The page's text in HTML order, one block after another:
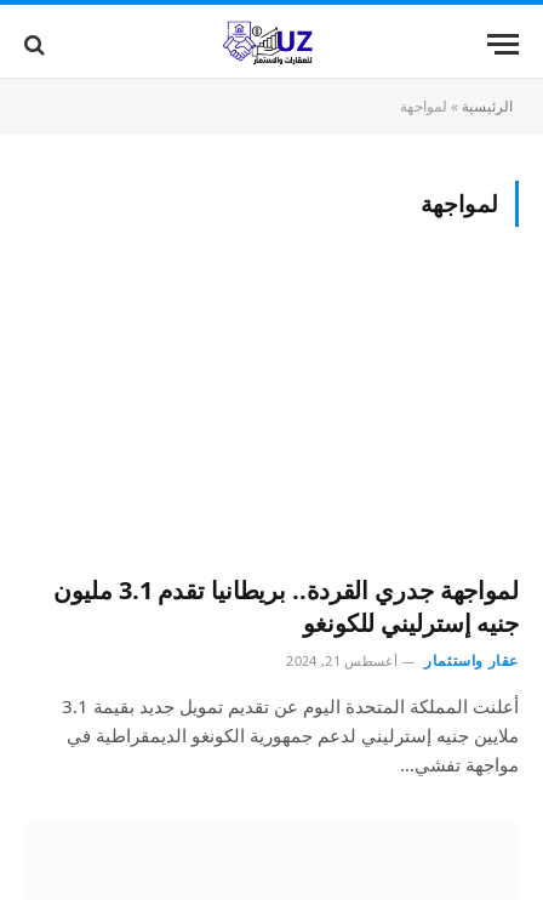
الرئيسية » لمواجهة
لمواجهة
لمواجهة جدري القردة.. بريطانيا تقدم 3.1 مليون
جنيه إسترليني للكونغو
عقار واستثمار أغسطس 21, 2024
أعلنت المملكة المتحدة اليوم عن تقديم تمويل جديد بقيمة 3.1
ملايين جنيه إسترليني لدعم جمهورية الكونغو الديمقراطية في
مواجهة تفشي…